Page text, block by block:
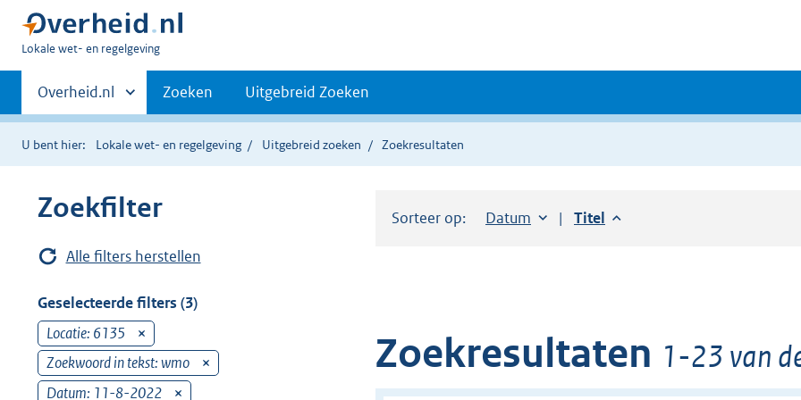
U
hier:
Lokale wet- en regelgeving
Primaire
navigatie
Andere
sites
binnen
Overheid.nl Zoeken Uitgebreid Zoeken
U bent hier: Lokale wet- en regelgeving Uitgebreid zoeken Zoekresultaten
Zoekfilter
Alle filters herstellen
Geselecteerde filters (3)
Locatie: 6135
e
r
Zoekwoord in tekst: wmo
Datum: 11-8-2022
Sorteer op: Sorteer op:
Datum aflopendSorteer op:
Titel aflopend
Zoekresultaten 1-23 van